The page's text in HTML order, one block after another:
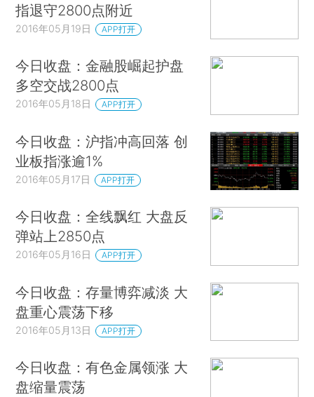
指退守2800点附近
2016年05月19日 APP打开
今日收盘：金融股崛起护盘
多空交战2800点
2016年05月18日 APP打开
今日收盘：沪指冲高回落 创
业板指涨逾1%
2016年05月17日 APP打开
今日收盘：全线飘红 大盘反
弹站上2850点
2016年05月16日 APP打开
今日收盘：存量博弈减淡 大
盘重心震荡下移
2016年05月13日 APP打开
今日收盘：有色金属领涨 大
盘缩量震荡